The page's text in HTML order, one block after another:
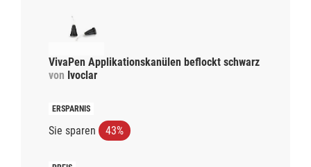
VivaPen Applikationskanülen beflockt schwarz
von Ivoclar
Sie sparen 43%